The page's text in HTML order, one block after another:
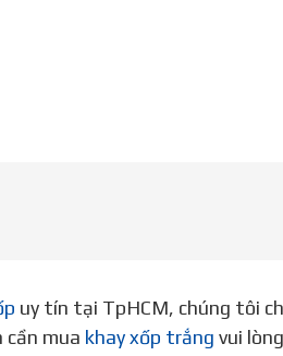
uy tín tại TpHCM, chúng tôi
cần mua khay xốp trắng vui